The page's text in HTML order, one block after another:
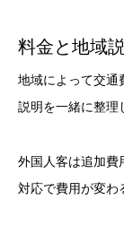
料金と地域
地域によって交通
説明を一緒に整理
外国人客は追加費
対応で費用が変わ